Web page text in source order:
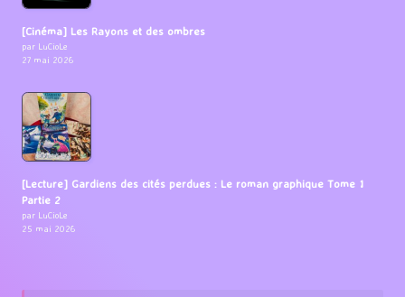
[Cinéma] Les Rayons et des ombres
par LuCioLe
27 mai 2026
[Lecture] Gardiens des cités perdues : Le roman graphique Tome 1
Partie 2
par LuCioLe
25 mai 2026